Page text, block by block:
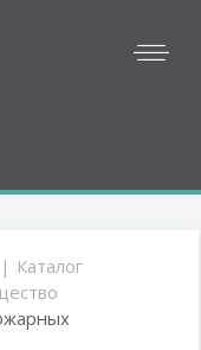
Каталог